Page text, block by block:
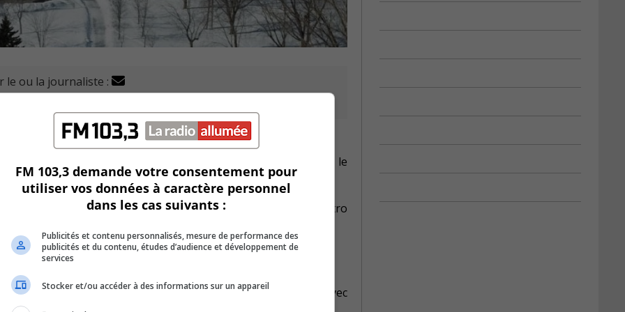
le ou la journaliste :
une nouvelle image au dernier secteur municipal en
132 et du métro.
avec la Société immobilière du Canada pour soutenir le
dans un secteur de densification près de la station de métro
berges avec des espaces verts accessibles au public.
inclura la création d’une vie de quartier dynamique avec
FM 103,3 demande votre consentement pour
utiliser vos données à caractère personnel
dans les cas suivants :
Publicités et contenu personnalisés, mesure de performance des
publicités et du contenu, études d’audience et développement de
services
Stocker et/ou accéder à des informations sur un appareil